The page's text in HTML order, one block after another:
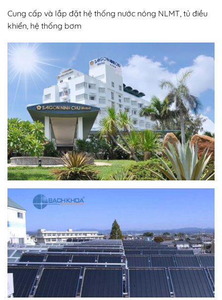
Cung cấp và lắp đặt hệ thống nước nóng NLMT, tủ điều
khiển, hệ thống bơm